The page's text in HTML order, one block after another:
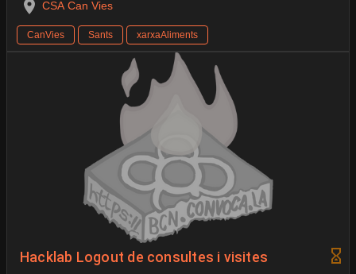
CSA Can Vies
CanVies Sants xarxaAliments
Hacklab Logout de consultes i visites